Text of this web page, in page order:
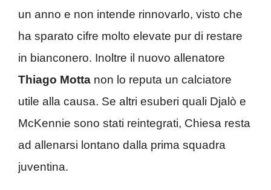
un anno e non intende rinnovarlo, visto che
ha sparato cifre molto elevate pur di restare
in bianconero. Inoltre il nuovo allenatore
Thiago Motta non lo reputa un calciatore
utile alla causa. Se altri esuberi quali Djalò e
McKennie sono stati reintegrati, Chiesa resta
ad allenarsi lontano dalla prima squadra
juventina.